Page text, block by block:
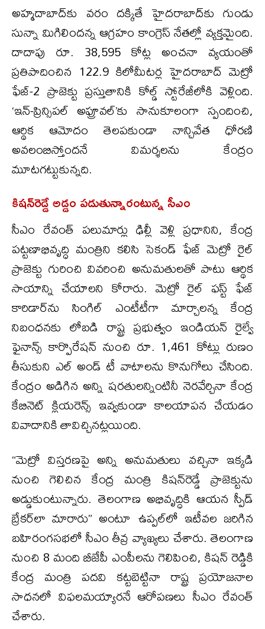
అహ్మదాబాద్‌కు వరం దక్కితే హైదరాబాద్‌కు గుండు
సున్నా మిగిలిందన్న ఆగ్రహం కాంగ్రెస్ నేతల్లో వ్యక్తమైంది.
దాదాపు రూ. 38,595 కోట్ల అంచనా వ్యయంతో
ప్రతిపాదించిన 122.9 కిలోమీటర్ల హైదరాబాద్ మెట్రో
ఫేజ్-2 ప్రాజెక్టు ప్రస్తుతానికి కోల్డ్ స్టోరేజీలోకి వెళ్లింది.
‘ఇన్-ప్రిన్సిపల్ అప్రూవల్’కు సానుకూలంగా స్పందించి,
ఆర్థిక ఆమోదం తెలపకుండా నాన్చివేత ధోరణి
అవలంబిస్తోందనే విమర్శలను కేంద్రం
మూటగట్టుకున్నది.
కిషన్‌రెడ్డే అడ్డం పడుతున్నారంటున్న సీఎం
సీఎం రేవంత్ పలుమార్లు ఢిల్లీ వెళ్లి ప్రధానిని, కేంద్ర
పట్టణాభివృద్ధి మంత్రిని కలిసి సెకండ్ ఫేజ్ మెట్రో రైల్
ప్రాజెక్టు గురించి వివరించి అనుమతులతో పాటు ఆర్థిక
సాయాన్ని చేయాలని కోరారు. మెట్రో రైల్ ఫస్ట్ ఫేజ్
కారిడార్‌ను సింగిల్ ఎంటీటీగా మార్చాలన్న కేంద్ర
నిబంధనకు లోబడి రాష్ట్ర ప్రభుత్వం ఇండియన్ రైల్వే
ఫైనాన్స్ కార్పొరేషన్ నుంచి రూ. 1,461 కోట్లు రుణం
తీసుకుని ఎల్‌ అండ్‌ టీ వాటాలను కొనుగోలు చేసింది.
కేంద్రం అడిగిన అన్ని షరతులన్నింటినీ నెరవేర్చినా కేంద్ర
కేబినెట్ క్లియరెన్స్ ఇవ్వకుండా కాలయాపన చేయడం
వివాదానికి తావిచ్చినట్లయింది.
“మెట్రో విస్తరణపై అన్ని అనుమతులు వచ్చినా ఇక్కడి
నుంచి గెలిచిన కేంద్ర మంత్రి కిషన్‌రెడ్డే ప్రాజెక్టును
అడ్డుకుంటున్నారు. తెలంగాణ అభివృద్ధికి ఆయన స్పీడ్
బ్రేకర్‌లా మారారు” అంటూ ఉప్పల్‌లో ఇటీవల జరిగిన
బహిరంగసభలో సీఎం తీవ్ర వ్యాఖ్యలు చేశారు. తెలంగాణ
నుంచి 8 మంది బీజేపీ ఎంపీలను గెలిపించి, కిషన్ రెడ్డికి
కేంద్ర మంత్రి పదవి కట్టబెట్టినా రాష్ట్ర ప్రయోజనాల
సాధనలో విఫలమయ్యారనే ఆరోపణలు సీఎం రేవంత్
చేశారు.